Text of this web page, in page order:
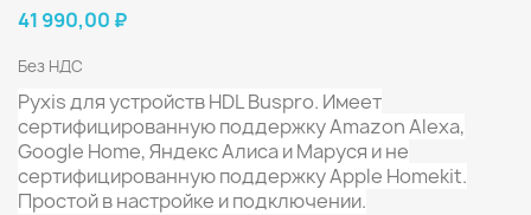
41 990,00 ₽
Без НДС
Pyxis для устройств HDL Buspro. Имеет
сертифицированную поддержку Amazon Alexa,
Google Home, Яндекс Алиса и Маруся и не
сертифицированную поддержку Apple Homekit.
Простой в настройке и подключении.